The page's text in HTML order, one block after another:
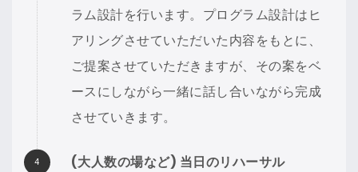
ラム設計を行います。プログラム設計はヒ
アリングさせていただいた内容をもとに、
ご提案させていただきますが、その案をベ
ースにしながら一緒に話し合いながら完成
させていきます。
(大人数の場など) 当日のリハーサル